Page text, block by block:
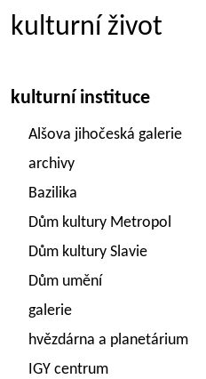
kulturní život
kulturní instituce
Alšova jihočeská galerie
archivy
Bazilika
Dům kultury Metropol
Dům kultury Slavie
Dům umění
galerie
hvězdárna a planetárium
IGY centrum